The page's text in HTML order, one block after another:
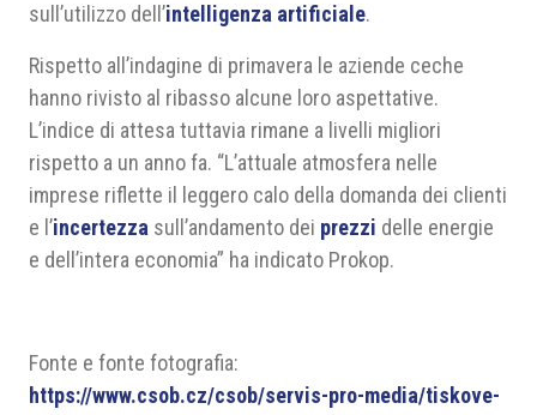
sull’utilizzo dell’intelligenza artificiale.
Rispetto all’indagine di primavera le aziende ceche
hanno rivisto al ribasso alcune loro aspettative.
L’indice di attesa tuttavia rimane a livelli migliori
rispetto a un anno fa. “L’attuale atmosfera nelle
imprese riflette il leggero calo della domanda dei clienti
e l’incertezza sull’andamento dei prezzi delle energie
e dell’intera economia” ha indicato Prokop.
Fonte e fonte fotografia:
https://www.csob.cz/csob/servis-pro-media/tiskove-